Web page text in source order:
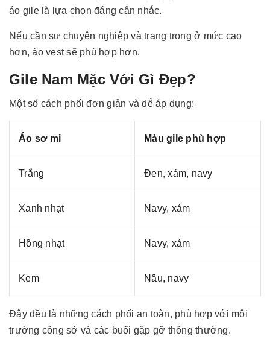
áo gile là lựa chọn đáng cân nhắc.
Nếu cần sự chuyên nghiệp và trang trọng ở mức cao
hơn, áo vest sẽ phù hợp hơn.
Gile Nam Mặc Với Gì Đẹp?
Một số cách phối đơn giản và dễ áp dụng:
Áo sơ mi Màu gile phù hợp
Trắng Đen, xám, navy
Xanh nhạt Navy, xám
Hồng nhạt Navy, xám
Kem Nâu, navy
Đây đều là những cách phối an toàn, phù hợp với môi
trường công sở và các buổi gặp gỡ thông thường.